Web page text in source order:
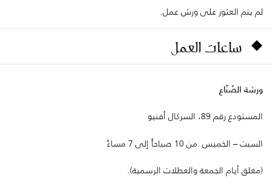
لم يتم العثور على ورش عمل.
ساعات العمل
ورشة الصُنّاع
المستودع رقم 89، السركال أفنيو
السبت – الخميس من 10 صباحاً إلى 7 مساءً
(مغلق أيام الجمعة والعطلات الرسمية).